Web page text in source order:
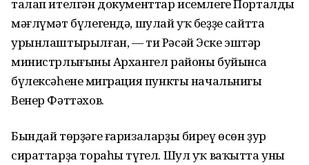
талап ителгән документтар исемлеге Порталдың
мәғлүмәт бүлегендә, шулай уҡ беҙҙең сайтта
урынлаштырылған, — ти Рәсәй Эске эштәр
министрлығының Архангел районы буйынса
бүлексәһенең миграция пункты начальнигы
Венер Фәттәхов.
Бындай төрҙәге ғаризаларҙы биреү өсөн ҙур
сираттарҙа тораһы түгел. Шул уҡ ваҡытта уны